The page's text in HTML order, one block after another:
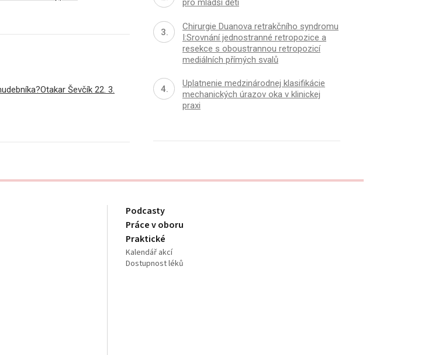
Ševčík 22. 3.
pro mladší děti
Chirurgie Duanova retrakčního syndromu
I:Srovnání jednostranné retropozice a
resekce s oboustrannou retropozicí
mediálních přímých svalů
Uplatnenie medzinárodnej klasifikácie
mechanických úrazov oka v klinickej
praxi
Podcasty
Práce v oboru
Praktické
Kalendář akcí
Dostupnost léků